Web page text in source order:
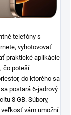
telefóny s
vyhotovovať
praktické aplikácie
čo poteší
do ktorého sa
postará 6-jadrový
8 GB. Súbory,
veľkosť vám umožní